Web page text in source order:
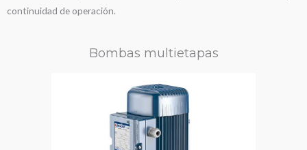
continuidad de operación.
Bombas multietapas